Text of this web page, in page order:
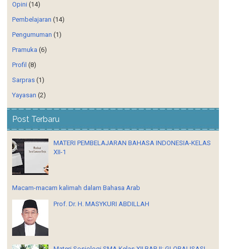
Opini (14)
Pembelajaran (14)
Pengumuman (1)
Pramuka (6)
Profil (8)
Sarpras (1)
Yayasan (2)
Post Terbaru
MATERI PEMBELAJARAN BAHASA INDONESIA-KELAS
XII-1
Macam-macam kalimah dalam Bahasa Arab
Prof. Dr. H. MASYKURI ABDILLAH